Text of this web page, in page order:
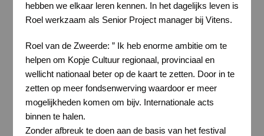
hebben we elkaar leren kennen. In het dagelijks leven is
Roel werkzaam als Senior Project manager bij Vitens.
Roel van de Zweerde: ” Ik heb enorme ambitie om te
helpen om Kopje Cultuur regionaal, provinciaal en
wellicht nationaal beter op de kaart te zetten. Door in te
zetten op meer fondsenwerving waardoor er meer
mogelijkheden komen om bijv. Internationale acts
binnen te halen.
Zonder afbreuk te doen aan de basis van het festival